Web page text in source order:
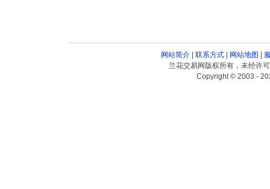
网站简介| 联系方式| 网站地图
兰花交易网版权所有，未经许
Copyright © 2003 -